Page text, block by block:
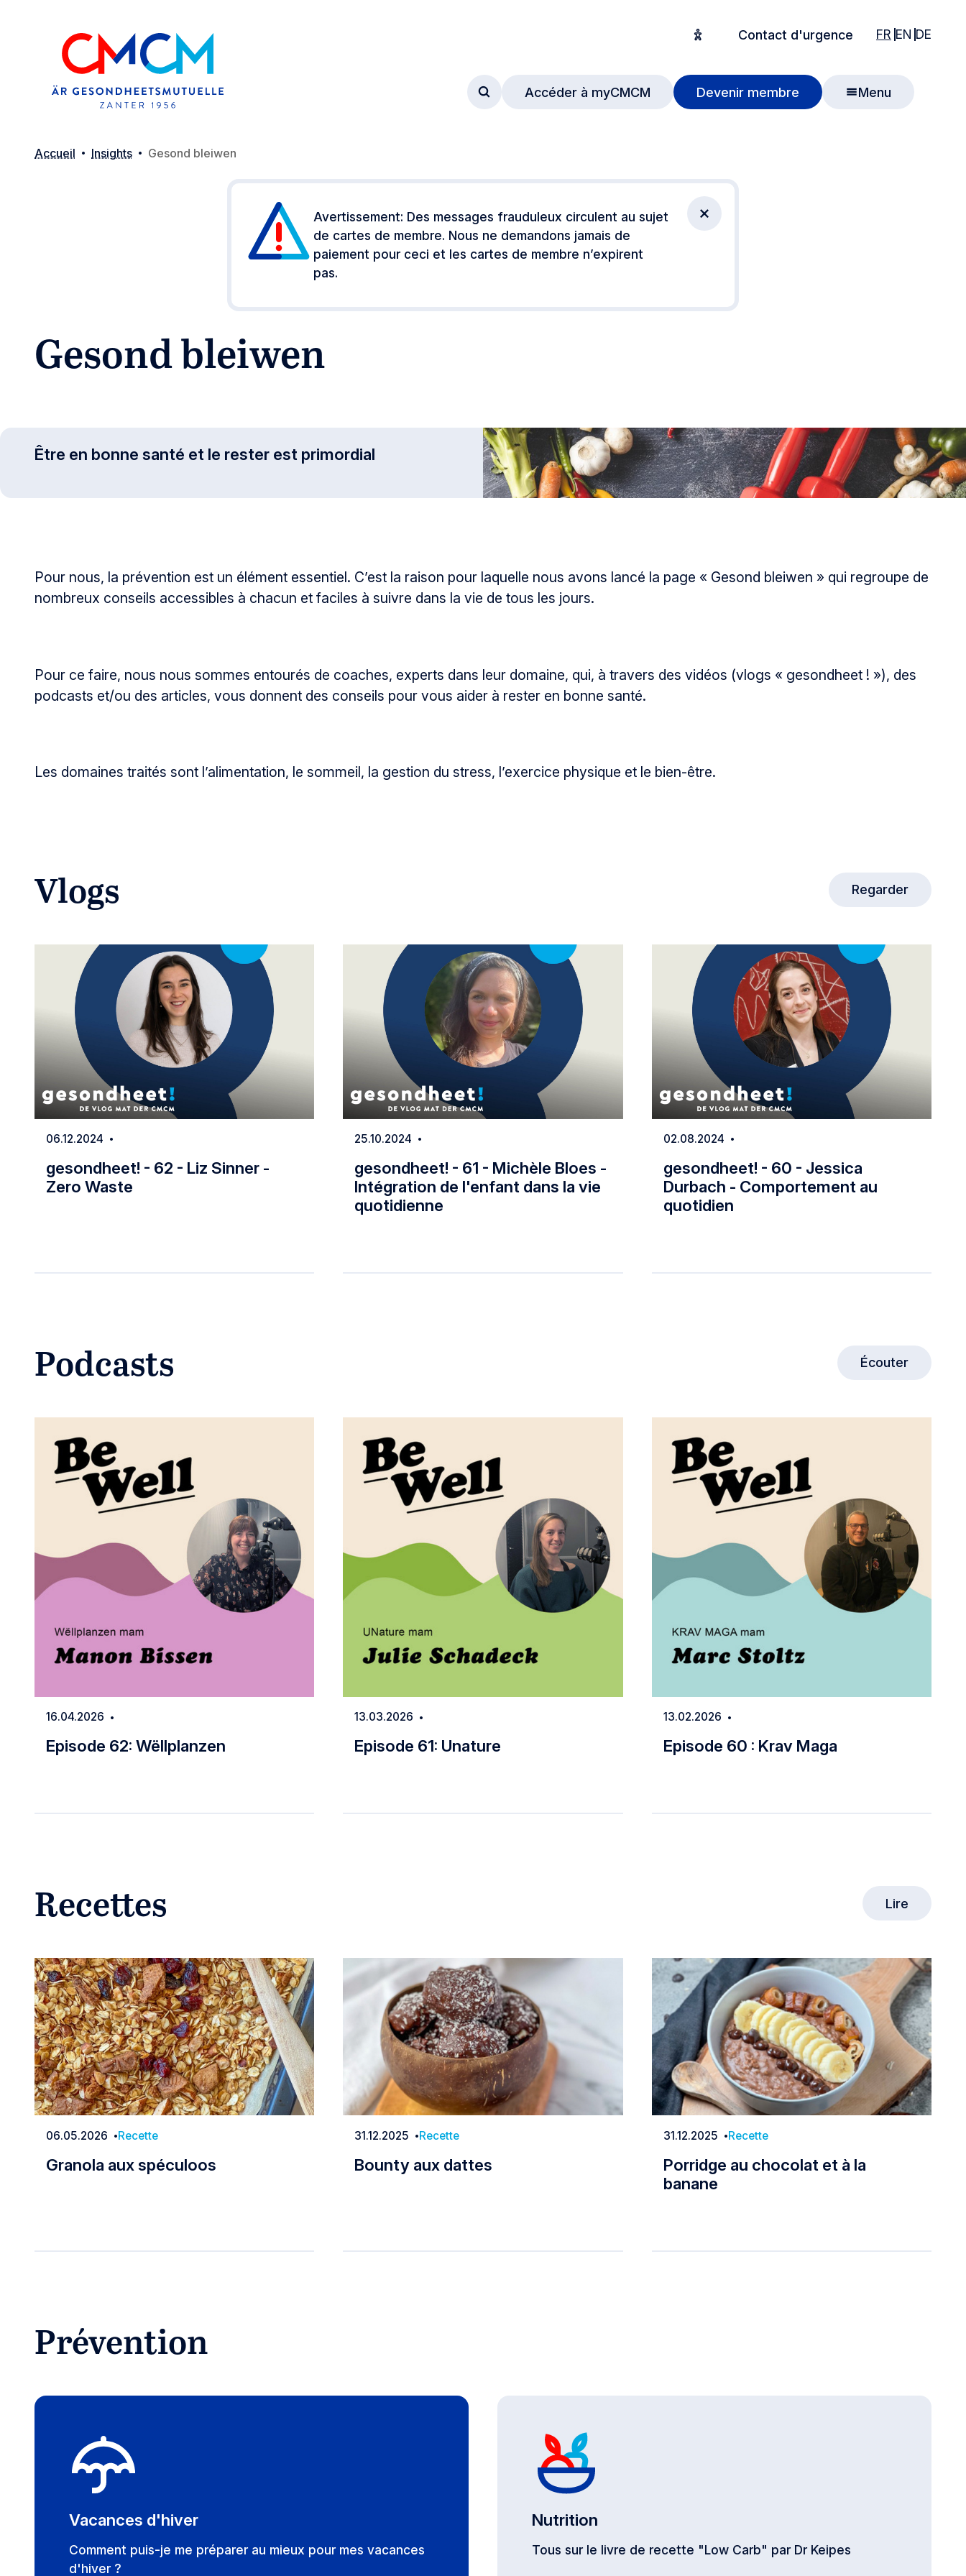
Options d'accessibilité
Contact d'urgence FR English
EN English
DE
Accéder au formulaire de recherche
Accéder à myCMCM Devenir membre Menu
Accueil Insights Gesond bleiwen
Avertissement: Des messages frauduleux circulent au sujet
de cartes de membre. Nous ne demandons jamais de
paiement pour ceci et les cartes de membre n’expirent
pas.
Fermer la notification
Gesond bleiwen
Être en bonne santé et le rester est primordial
Pour nous, la prévention est un élément essentiel. C’est la raison pour laquelle nous avons lancé la page « Gesond bleiwen » qui regroupe de
nombreux conseils accessibles à chacun et faciles à suivre dans la vie de tous les jours.
Pour ce faire, nous nous sommes entourés de coaches, experts dans leur domaine, qui, à travers des vidéos (vlogs « gesondheet ! »), des
podcasts et/ou des articles, vous donnent des conseils pour vous aider à rester en bonne santé.
Les domaines traités sont l’alimentation, le sommeil, la gestion du stress, l’exercice physique et le bien-être.
Vlogs Regarder
Date
06.12.2024
gesondheet! - 62 - Liz Sinner -
Zero Waste
Date
25.10.2024
gesondheet! - 61 - Michèle Bloes -
Intégration de l'enfant dans la vie
quotidienne
Date
02.08.2024
gesondheet! - 60 - Jessica
Durbach - Comportement au
quotidien
Podcasts Écouter
Date
16.04.2026
Episode 62: Wëllplanzen
Date
13.03.2026
Episode 61: Unature
Date
13.02.2026
Episode 60 : Krav Maga
Recettes Lire
Date
06.05.2026 Recette
Granola aux spéculoos
Date
31.12.2025 Recette
Bounty aux dattes
Date
31.12.2025 Recette
Porridge au chocolat et à la
banane
Prévention
Vacances d'hiver
Comment puis-je me préparer au mieux pour mes vacances
d'hiver ?
Nutrition
Tous sur le livre de recette "Low Carb" par Dr Keipes